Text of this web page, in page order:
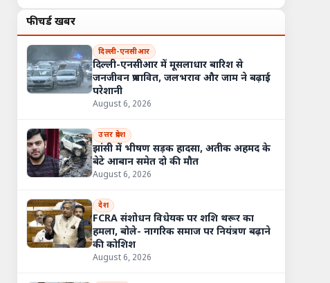
पहले शहजाद, अब शंकर... सनातन धर्म अपनाने के बाद पहली बार कांवड़ यात्रा पर
फीचर्ड खबरें
दिल्ली-एनसीआर
दिल्ली-एनसीआर में मूसलाधार बारिश से
जनजीवन प्रभावित, जलभराव और जाम ने बढ़ाई
परेशानी
August 6, 2026
उत्तर प्रदेश
झांसी में भीषण सड़क हादसा, अतीक अहमद के
बेटे आबान समेत दो की मौत
August 6, 2026
देश
FCRA संशोधन विधेयक पर शशि थरूर का
हमला, बोले- नागरिक समाज पर नियंत्रण बढ़ाने
की कोशिश
August 6, 2026